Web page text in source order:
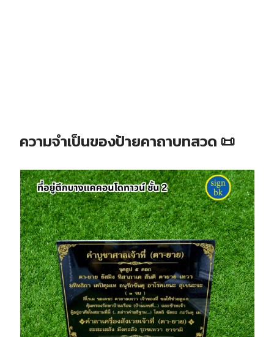
ความจำเป็นของป้ายคาถาบทสวด 📜